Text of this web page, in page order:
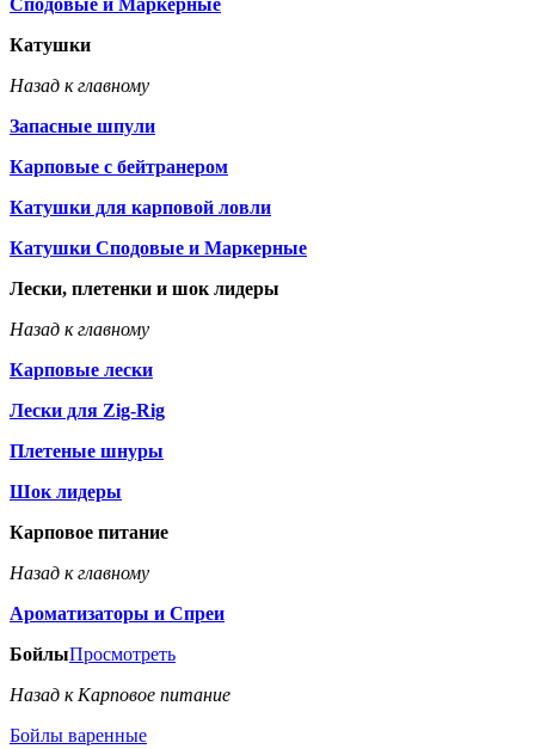
Сподовые и Маркерные
Катушки
Назад к главному
Запасные шпули
Карповые с бейтранером
Катушки для карповой ловли
Катушки Сподовые и Маркерные
Лески, плетенки и шок лидеры
Назад к главному
Карповые лески
Лески для Zig-Rig
Плетеные шнуры
Шок лидеры
Карповое питание
Назад к главному
Ароматизаторы и Спреи
БойлыПросмотреть
Назад к Карповое питание
Бойлы варенные